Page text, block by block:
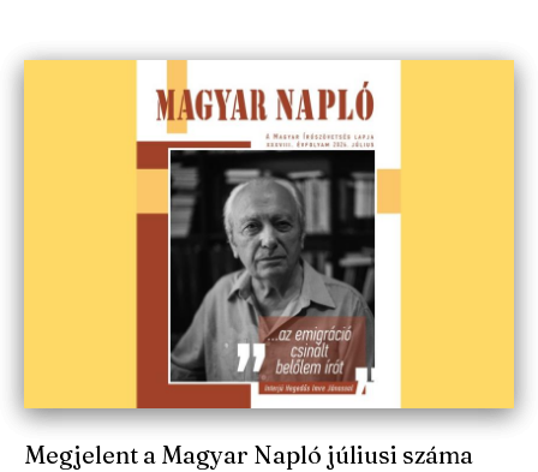
Megjelent a Magyar Napló júliusi száma